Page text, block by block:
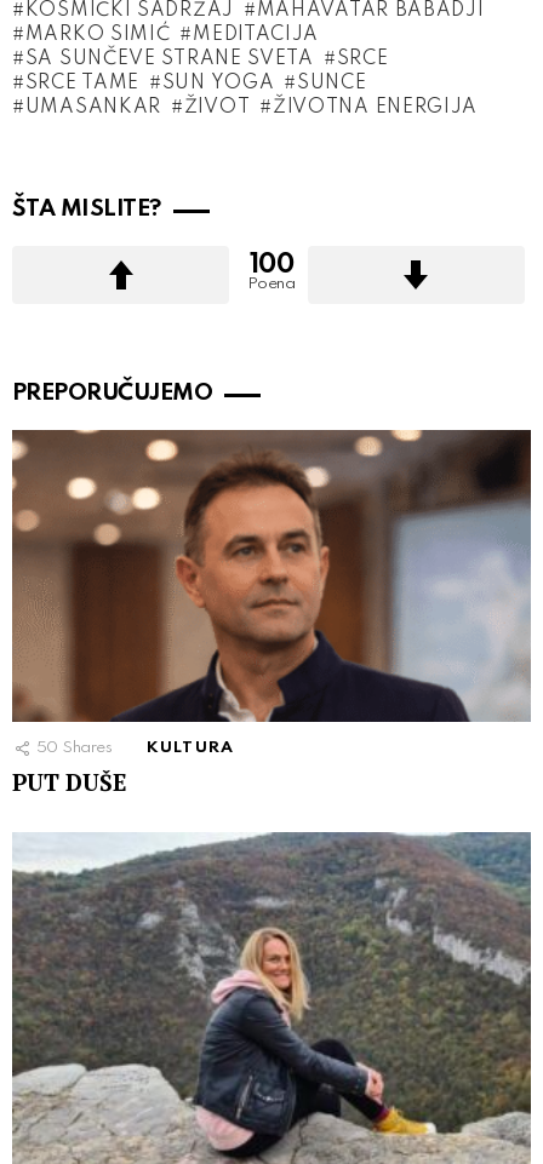
KOSMIČKI SADRŽAJ
MAHAVATAR BABADJI
MARKO SIMIĆ
MEDITACIJA
SA SUNČEVE STRANE SVETA
SRCE
SRCE TAME
SUN YOGA
SUNCE
UMASANKAR
ŽIVOT ŽIVOTNA ENERGIJA
ŠTA MISLITE?
100
Poena
PREPORUČUJEMO
50 Shares KULTURA
PUT DUŠE